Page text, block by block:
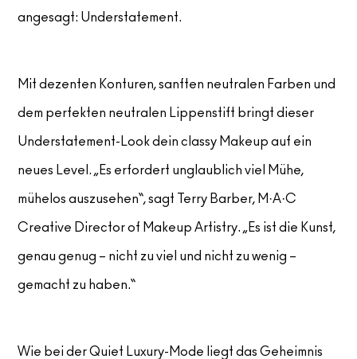
angesagt: Understatement.
Mit dezenten Konturen, sanften neutralen Farben und
dem perfekten neutralen Lippenstift bringt dieser
Understatement-Look dein classy Makeup auf ein
neues Level. „Es erfordert unglaublich viel Mühe,
mühelos auszusehen“, sagt Terry Barber, M·A·C
Creative Director of Makeup Artistry. „Es ist die Kunst,
genau genug – nicht zu viel und nicht zu wenig –
gemacht zu haben.“
Wie bei der Quiet Luxury-Mode liegt das Geheimnis